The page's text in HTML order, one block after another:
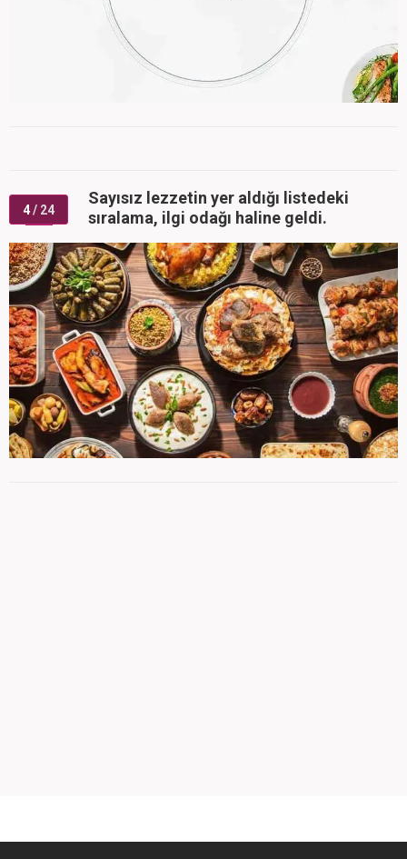
4/ 24
Sayısız lezzetin yer aldığı listedeki
sıralama, ilgi odağı haline geldi.